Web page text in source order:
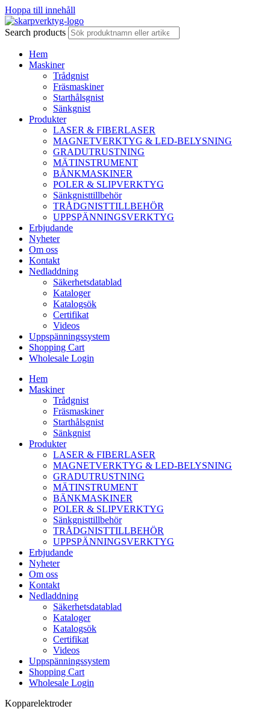
Hoppa till innehåll
Search products
Hem
Maskiner
Trådgnist
Fräsmaskiner
Starthålsgnist
Sänkgnist
Produkter
LASER & FIBERLASER
MAGNETVERKTYG & LED-BELYSNING
GRADUTRUSTNING
MÄTINSTRUMENT
BÄNKMASKINER
POLER & SLIPVERKTYG
Sänkgnisttillbehör
TRÅDGNISTTILLBEHÖR
UPPSPÄNNINGSVERKTYG
Erbjudande
Nyheter
Om oss
Kontakt
Nedladdning
Säkerhetsdatablad
Kataloger
Katalogsök
Certifikat
Videos
Uppspänningssystem
Shopping Cart
Wholesale Login
Hem
Maskiner
Trådgnist
Fräsmaskiner
Starthålsgnist
Sänkgnist
Produkter
LASER & FIBERLASER
MAGNETVERKTYG & LED-BELYSNING
GRADUTRUSTNING
MÄTINSTRUMENT
BÄNKMASKINER
POLER & SLIPVERKTYG
Sänkgnisttillbehör
TRÅDGNISTTILLBEHÖR
UPPSPÄNNINGSVERKTYG
Erbjudande
Nyheter
Om oss
Kontakt
Nedladdning
Säkerhetsdatablad
Kataloger
Katalogsök
Certifikat
Videos
Uppspänningssystem
Shopping Cart
Wholesale Login
Kopparelektroder